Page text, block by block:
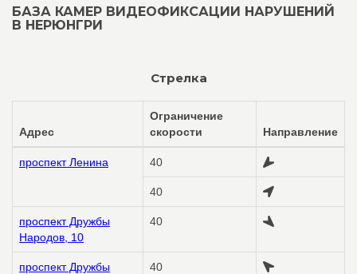
БАЗА КАМЕР ВИДЕОФИКСАЦИИ НАРУШЕНИЙ
В НЕРЮНГРИ
Стрелка
Адрес
Ограничение
скорости
Направление
проспект Ленина 40
40
проспект Дружбы
Народов, 10
40
проспект Дружбы
40